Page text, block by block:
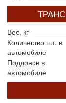
Вес, кг
Количество шт. в
автомобиле
Поддонов в
автомобиле